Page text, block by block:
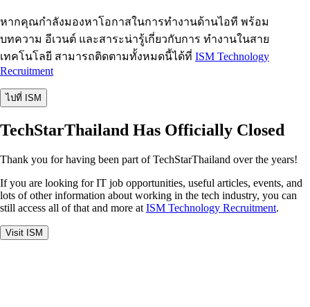
หากคุณกำลังมองหาโอกาสในการทำงานด้านไอที พร้อม
บทความ อีเวนต์ และสาระน่ารู้เกี่ยวกับการ ทำงานในสาย
เทคโนโลยี สามารถติดตามทั้งหมดนี้ได้ที่ ISM Technology
Recruitment
ไปที่ ISM
TechStarThailand Has Officially Closed
Thank you for having been part of TechStarThailand over the years!
If you are looking for IT job opportunities, useful articles, events, and
lots of other information about working in the tech industry, you can
still access all of that and more at ISM Technology Recruitment.
Visit ISM